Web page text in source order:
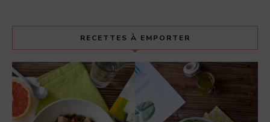
RECETTES À EMPORTER